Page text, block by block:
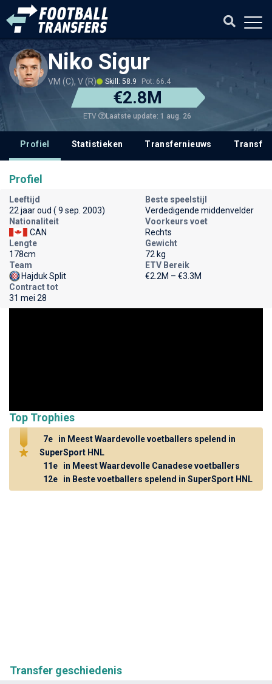
Niko Sigur
VM (C), V (R) Skill: 58.9 Pot: 66.4
€2.8M
ETV Laatste update: 1 aug. 26
Profiel Statistieken Transfernieuws
Transfer geschiedenis
Profiel
Leeftijd
22 jaar oud ( 9 sep. 2003)
Beste speelstijl
Verdedigende middenvelder
Nationaliteit
CAN
Voorkeurs voet
Rechts
Lengte
178cm
Gewicht
72 kg
Team
Hajduk Split
ETV Bereik
€2.2M – €3.3M
Contract tot
31 mei 28
Top Trophies
7e
in Meest Waardevolle voetballers spelend in
SuperSport HNL
11e
in Meest Waardevolle Canadese voetballers
12e
in Beste voetballers spelend in SuperSport HNL